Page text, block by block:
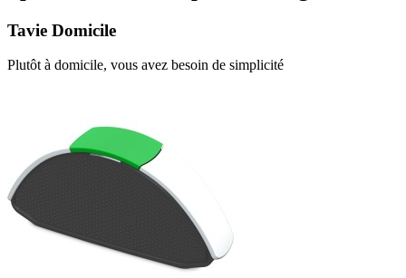
Tavie Domicile
Plutôt à domicile, vous avez besoin de simplicité